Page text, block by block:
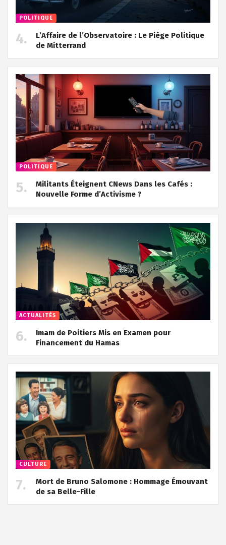
POLITIQUE
L’Affaire de l’Observatoire : Le Piège Politique
de Mitterrand
POLITIQUE
Militants Éteignent CNews Dans les Cafés :
Nouvelle Forme d’Activisme ?
ACTUALITÉS
Imam de Poitiers Mis en Examen pour
Financement du Hamas
CULTURE
Mort de Bruno Salomone : Hommage Émouvant
de sa Belle-Fille